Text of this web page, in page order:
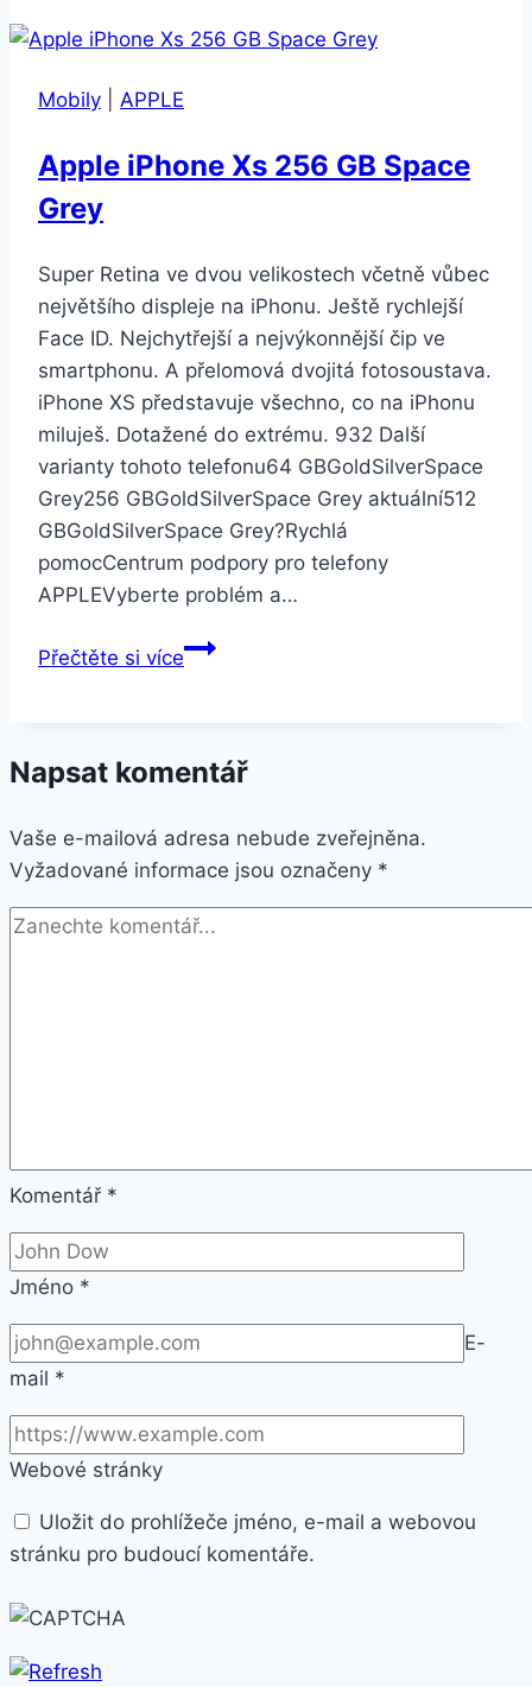
14
8GB/256GB
Blue
Mobily APPLE
Apple iPhone Xs 256 GB Space
Grey
Super Retina ve dvou velikostech včetně vůbec
největšího displeje na iPhonu. Ještě rychlejší
Face ID. Nejchytřejší a nejvýkonnější čip ve
smartphonu. A přelomová dvojitá fotosoustava.
iPhone XS představuje všechno, co na iPhonu
miluješ. Dotažené do extrému. 932 Další
varianty tohoto telefonu64 GBGoldSilverSpace
Grey256 GBGoldSilverSpace Grey aktuální512
GBGoldSilverSpace Grey?Rychlá
pomocCentrum podpory pro telefony
APPLEVyberte problém a…
Přečtěte si víceApple
GB
Grey
Napsat komentář
Vaše e-mailová adresa nebude zveřejněna.
Vyžadované informace jsou označeny *
Komentář *
Jméno *
E-
mail *
Webové stránky
Uložit do prohlížeče jméno, e-mail a webovou
stránku pro budoucí komentáře.